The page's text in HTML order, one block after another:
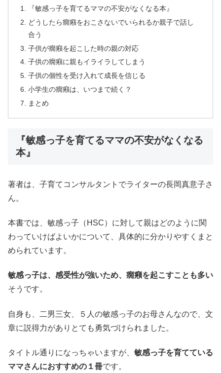
『敏感っ子を育てるママの不安がなくなる本』
どうしたら癇癪をおこさないでいられるか親子で話し
合う
子供が癇癪を起こした時の親の対応
子供の癇癪に親もイライラしてしまう
子供の個性を受け入れて成長を信じる
小学生の癇癪は、いつまで続く？
まとめ
『敏感っ子を育てるママの不安がなくなる
本』
著者は、子育てコンサルタントでライターの長岡真意子さ
ん。
本書では、敏感っ子（HSC）に対して親はどのように関
わっていけばよいかについて、具体的に分かりやすくまと
められています。
敏感っ子は、感受性が強いため、癇癪を起こすことも多い
そうです。
自身も、二男三女、５人の敏感っ子のお母さんなので、文
章に説得力がありとても勇気づけられました。
タイトル通りになっちゃいますが、 敏感っ子を育てている
ママさんにおすすめの１冊です。